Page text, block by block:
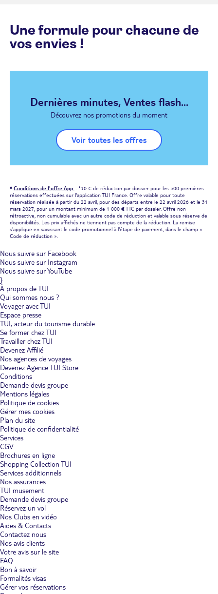
Une formule pour chacune de
vos envies !
Dernières minutes, Ventes flash...
Découvrez nos promotions du moment
Voir toutes les offres
* Conditions de l'offre App : *30 € de réduction par dossier pour les 500 premières
réservations effectuées sur l'application TUI France. Offre valable pour toute
réservation réalisée à partir du 22 avril, pour des départs entre le 22 avril 2026 et le 31
mars 2027, pour un montant minimum de 1 000 € TTC par dossier. Offre non
rétroactive, non cumulable avec un autre code de réduction et valable sous réserve de
disponibilités. Les prix affichés ne tiennent pas compte de la réduction. La remise
s'applique en saisissant le code promotionnel à l'étape de paiement, dans le champ «
Code de réduction ».
Nous suivre sur Facebook
Nous suivre sur Instagram
Nous suivre sur YouTube
}
À propos de TUI
Qui sommes nous ?
Voyager avec TUI
Espace presse
TUI, acteur du tourisme durable
Se former chez TUI
Travailler chez TUI
Devenez Affilié
Nos agences de voyages
Devenez Agence TUI Store
Conditions
Demande devis groupe
Mentions légales
Politique de cookies
Gérer mes cookies
Plan du site
Politique de confidentialité
Services
CGV
Brochures en ligne
Shopping Collection TUI
Services additionnels
Nos assurances
TUI musement
Demande devis groupe
Réservez un vol
Nos Clubs en vidéo
Aides & Contacts
Contactez nous
Nos avis clients
Votre avis sur le site
FAQ
Bon à savoir
Formalités visas
Gérer vos réservations